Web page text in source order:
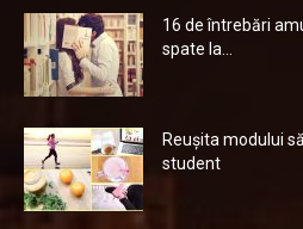
16 de întrebări
spate la...
Reuşita modului
student